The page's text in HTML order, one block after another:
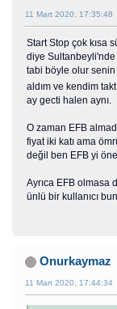
11 Mart 2020, 17:35:48
Start Stop çok kısa
diye
tabi böyle olur
aldım ve kendim
ay gecti halen aynı.
O zaman EFB
fiyat iki katı ama
değil ben EFB yi
Ayrıca EFB olmasa
ünlü bir kullanıcı
Onurkaymaz
11 Mart 2020, 17:44:34